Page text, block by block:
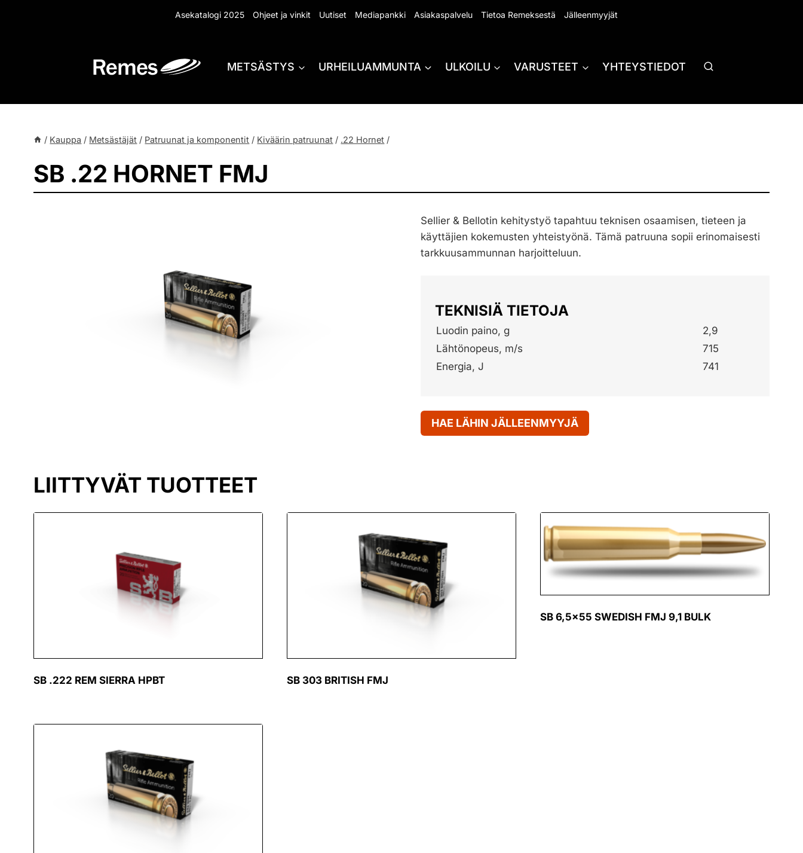
Asekatalogi 2025 Ohjeet ja vinkit Uutiset Mediapankki Asiakaspalvelu Tietoa Remeksestä Jälleenmyyjät
METSÄSTYS URHEILUAMMUNTA ULKOILU VARUSTEET YHTEYSTIEDOT
/ Kauppa / Metsästäjät / Patruunat ja komponentit / Kiväärin patruunat / .22 Hornet /
SB .22 HORNET FMJ
Sellier & Bellotin kehitystyö tapahtuu teknisen osaamisen, tieteen ja
käyttäjien kokemusten yhteistyönä. Tämä patruuna sopii erinomaisesti
tarkkuusammunnan harjoitteluun.
TEKNISIÄ TIETOJA
Luodin paino, g
2,9
Lähtönopeus, m/s
715
Energia, J
741
HAE LÄHIN JÄLLEENMYYJÄ
LIITTYVÄT TUOTTEET
SB .222 REM SIERRA HPBT SB 303 BRITISH FMJ
SB 6,5×55 SWEDISH FMJ 9,1 BULK